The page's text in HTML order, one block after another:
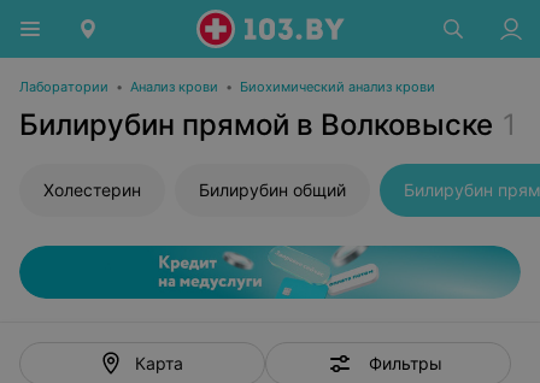
Лаборатории • Анализ крови • Биохимический анализ крови
Билирубин прямой в Волковыске 1
Холестерин Билирубин общий Билирубин
Карта Фильтры